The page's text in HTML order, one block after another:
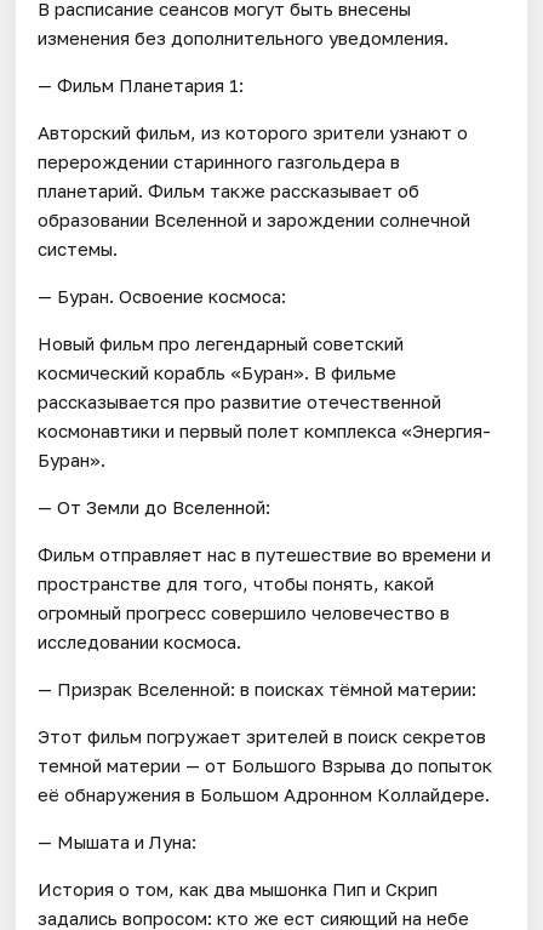
В расписание сеансов могут быть внесены
изменения без дополнительного уведомления.
— Фильм Планетария 1:
Авторский фильм, из которого зрители узнают о
перерождении старинного газгольдера в
планетарий. Фильм также рассказывает об
образовании Вселенной и зарождении солнечной
системы.
— Буран. Освоение космоса:
Новый фильм про легендарный советский
космический корабль «Буран». В фильме
рассказывается про развитие отечественной
космонавтики и первый полет комплекса «Энергия-
Буран».
— От Земли до Вселенной:
Фильм отправляет нас в путешествие во времени и
пространстве для того, чтобы понять, какой
огромный прогресс совершило человечество в
исследовании космоса.
— Призрак Вселенной: в поисках тёмной материи:
Этот фильм погружает зрителей в поиск секретов
темной материи — от Большого Взрыва до попыток
её обнаружения в Большом Адронном Коллайдере.
— Мышата и Луна:
История о том, как два мышонка Пип и Скрип
задались вопросом: кто же ест сияющий на небе